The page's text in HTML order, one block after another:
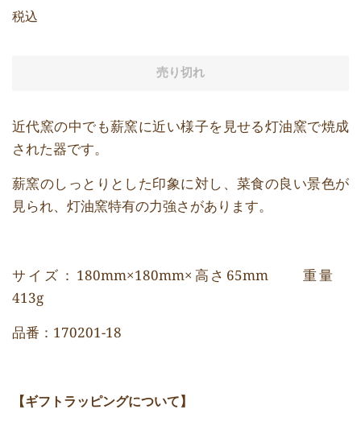
価
税込
売り切れ
近代窯の中でも薪窯に近い様子を見せる灯油窯で焼成
された器です。
薪窯のしっとりとした印象に対し、菜食の良い景色が
見られ、灯油窯特有の力強さがあります。
サイズ：180mm×180mm×高さ65mm 重量
413g
品番：170201-18
【ギフトラッピングについて】